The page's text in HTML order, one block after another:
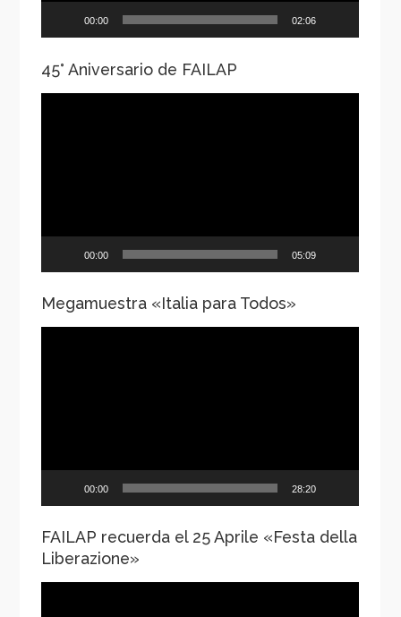
00:00 02:06
45° Aniversario de FAILAP
00:00 05:09
Megamuestra «Italia para Todos»
00:00 28:20
FAILAP recuerda el 25 Aprile «Festa della
Liberazione»